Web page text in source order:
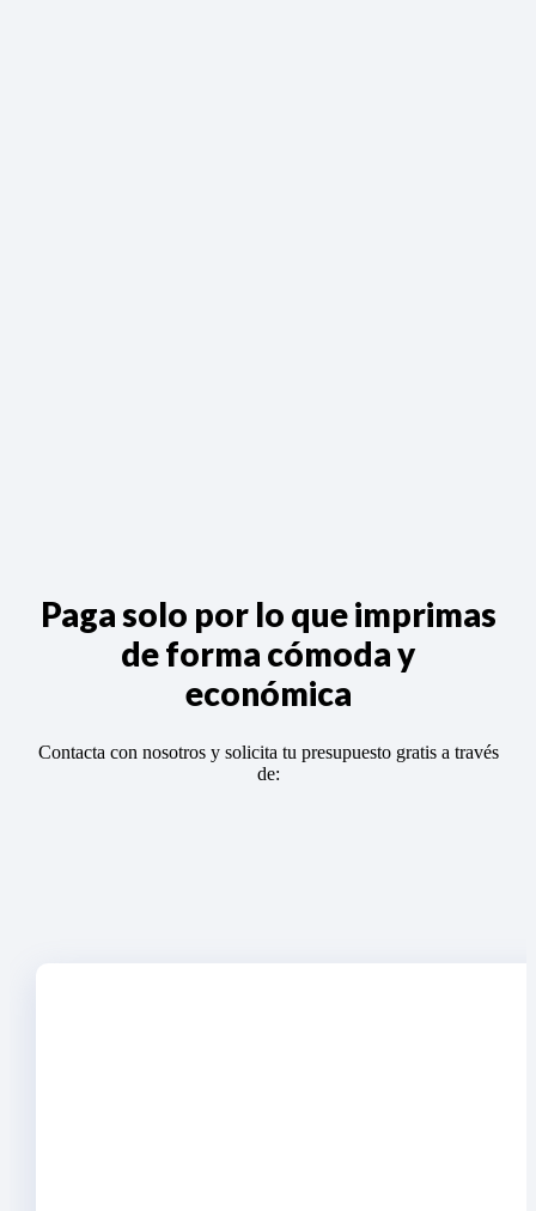
Paga solo por lo que imprimas
de forma cómoda y
económica
Contacta con nosotros y solicita tu presupuesto gratis a través
de: